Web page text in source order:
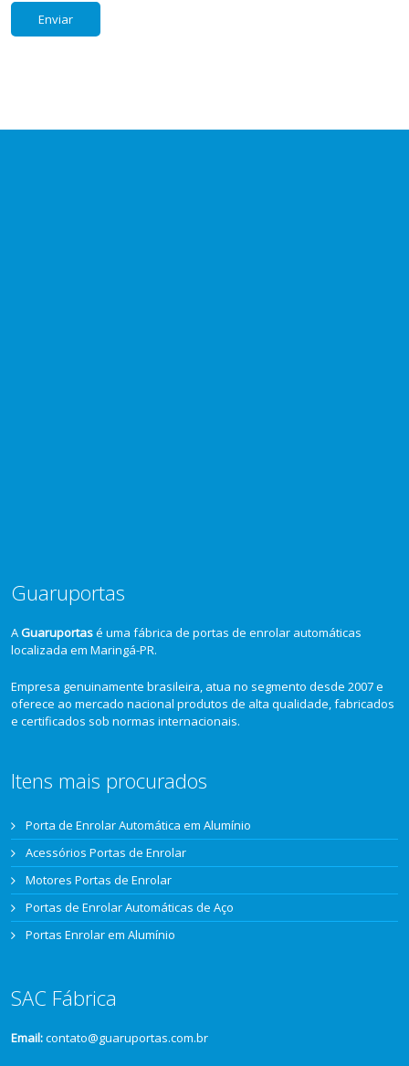
Guaruportas
AGuaruportasé uma fábrica de portas de enrolar automáticas
localizada em Maringá-PR.
Empresa genuinamente brasileira, atua no segmento desde 2007 e
oferece ao mercado nacional produtos de alta qualidade, fabricados
e certificados sob normas internacionais.
Itens mais procurados
Porta de Enrolar Automática em Alumínio
Acessórios Portas de Enrolar
Motores Portas de Enrolar
Portas de Enrolar Automáticas de Aço
Portas Enrolar em Alumínio
SAC Fábrica
Email:contato@guaruportas.com.br